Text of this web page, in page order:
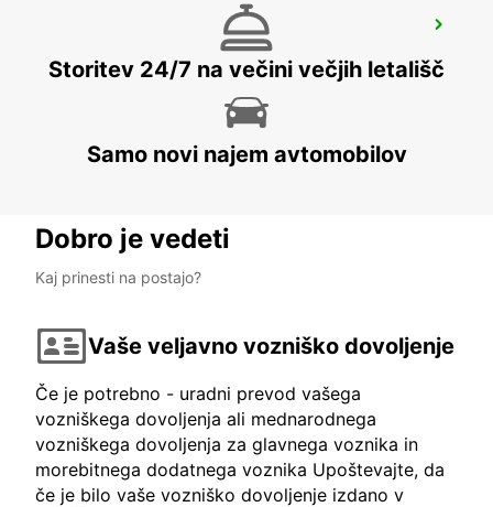
Storitev 24/7 na večini večjih letališč
Samo novi najem avtomobilov
Dobro je vedeti
Kaj prinesti na postajo?
Vaše veljavno vozniško dovoljenje
Če je potrebno - uradni prevod vašega
vozniškega dovoljenja ali mednarodnega
vozniškega dovoljenja za glavnega voznika in
morebitnega dodatnega voznika Upoštevajte, da
če je bilo vaše vozniško dovoljenje izdano v